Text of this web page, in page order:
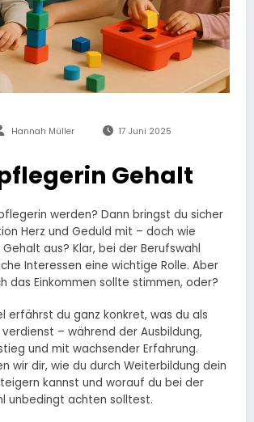
Hannah Müller 17 Juni 2025
Gehalt
werden? Dann bringst du sicher
Herz und Geduld mit – doch wie
aus? Klar, bei der Berufswahl
Interessen eine wichtige Rolle. Aber
das Einkommen sollte stimmen, oder?
erfährst du ganz konkret, was du als
– während der Ausbildung,
und mit wachsender Erfahrung.
wir dir, wie du durch Weiterbildung dein
kannst und worauf du bei der
unbedingt achten solltest.